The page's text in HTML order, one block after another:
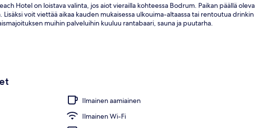
Hotel on loistava valinta, jos aiot vierailla kohteessa Bodrum. Paikan päällä oleva
voit viettää aikaa kauden mukaisessa ulkouima-altaassa tai rentoutua drinkin
muihin palveluihin kuuluu rantabaari, sauna ja puutarha.
Ilmainen aamiainen
Ilmainen Wi-Fi